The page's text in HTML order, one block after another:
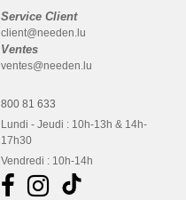
Service Client
client@needen.lu
Ventes
ventes@needen.lu
800 81 633
Lundi - Jeudi : 10h-13h & 14h-
17h30
Vendredi : 10h-14h